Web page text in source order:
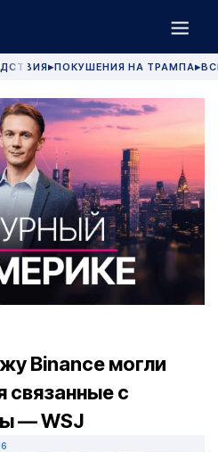
▶ПОКУШЕНИЯ НА ТРАМПА▶
Binance могли
связанные с
— WSJ